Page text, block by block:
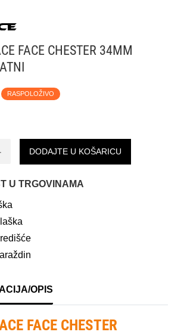
FACE CHESTER 34MM
RASPOLOŽIVO
DODAJTE U KOŠARICU
U TRGOVINAMA
OPIS
FACE CHESTER